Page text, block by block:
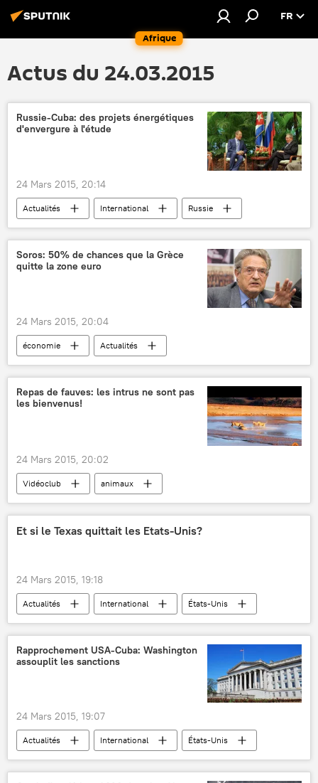
Afrique
FR
Actus du 24.03.2015
Russie-Cuba: des projets énergétiques
d'envergure à l'étude
24 Mars 2015, 20:14
Actualités International
Russie
Cuba
Sergueï Lavrov
Raul Castro
Bruno Rodriguez
Soros: 50% de chances que la Grèce
quitte la zone euro
24 Mars 2015, 20:04
économie
Actualités
Possible sortie de la Grèce de la zone euro
Grèce
George Soros zone euro
Repas de fauves: les intrus ne sont pas
les bienvenus!
24 Mars 2015, 20:02
Vidéoclub animaux
Et si le Texas quittait les Etats-Unis?
24 Mars 2015, 19:18
Actualités International
États-Unis
Texas
Nathan Smith
Alexandre Ionov
Mouvement nationaliste du Texas (BAT)
Rapprochement USA-Cuba: Washington
assouplit les sanctions
24 Mars 2015, 19:07
Actualités International
États-Unis
Cuba
sanctions